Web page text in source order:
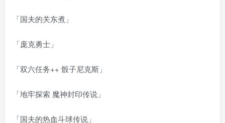
「国夫的关东煮」
「庞克勇士」
「双六任务++ 骰子尼克斯」
「地牢探索 魔神封印传说」
「国夫的热血斗球传说」